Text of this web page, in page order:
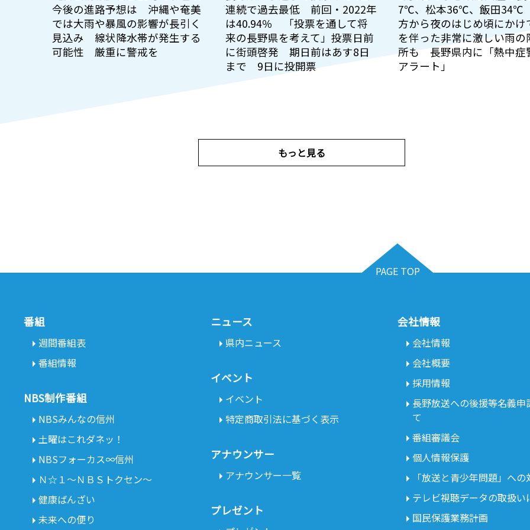
今後の進路予想は 沖縄や奄美
では大雨や暴風の影響が長引く
見込み 線状降水帯が発生する
可能性 厳重に警戒を
連続で過去最低 前回・2022年
は40.94％ 「投票を通して将
来の長野県を考えて」投票日前
に街頭啓発 期日前はあす8日
まで 9日に投開票
7℃、松本36℃、飯田
方から夜のはじめ頃にかけ
を伴った非常に激しい雨の
所も 長野県内に「熱中症
アラート」
もっと見る
PAGE TOP
番組
週間番組表
番組情報
NBS制作番組
NBSみんなの信州
土曜はこれダネッ！
NBSフォーカス∞信州
Ｎ☆１～ＮＢＳトクセン～
健康ばんざい
未来への便り
ニュース
県内ニュース
イベント
イベント
特定商取引法に基づく表示
アナウンサー
アナウンサー一覧
プレゼント
会社情報
会社情報
会社概要
採用情報
長野放送への後援等名義申
て
番組審議会
個人情報保護
「放送と青少年問題」への
テレビ視聴データの取扱い
国民保護業務計画